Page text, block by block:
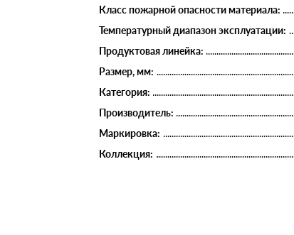
Класс пожарной опасности материала:
Температурный диапазон эксплуатации:
Продуктовая линейка:
Размер, мм:
Категория:
Производитель:
Маркировка:
Коллекция: